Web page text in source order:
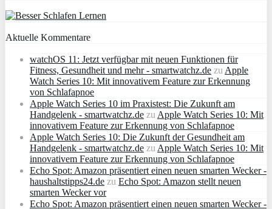
Aktuelle Kommentare
watchOS 11: Jetzt verfügbar mit neuen Funktionen für
Fitness, Gesundheit und mehr - smartwatchz.de zu Apple
Watch Series 10: Mit innovativem Feature zur Erkennung
von Schlafapnoe
Apple Watch Series 10 im Praxistest: Die Zukunft am
Handgelenk - smartwatchz.de zu Apple Watch Series 10: Mit
innovativem Feature zur Erkennung von Schlafapnoe
Apple Watch Series 10: Die Zukunft der Gesundheit am
Handgelenk - smartwatchz.de zu Apple Watch Series 10: Mit
innovativem Feature zur Erkennung von Schlafapnoe
Echo Spot: Amazon präsentiert einen neuen smarten Wecker -
haushaltstipps24.de zu Echo Spot: Amazon stellt neuen
smarten Wecker vor
Echo Spot: Amazon präsentiert einen neuen smarten Wecker -